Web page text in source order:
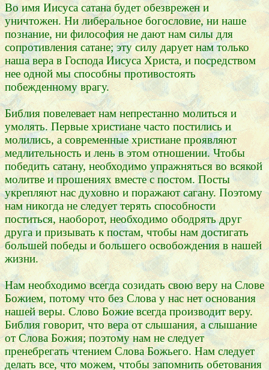
Во имя Иисуса сатана будет обезврежен и
уничтожен. Ни либеральное богословие, ни наше
познание, ни философия не дают нам силы для
сопротивления сатане; эту силу дарует нам только
наша вера в Господа Иисуса Христа, и посредством
нее одной мы способны противостоять
побежденному врагу.
Библия повелевает нам непрестанно молиться и
умолять. Первые христиане часто постились и
молились, а современные христиане проявляют
медлительность и лень в этом отношении. Чтобы
победить сатану, необходимо упражняться во всякой
молитве и прошениях вместе с постом. Посты
укрепляют нас духовно и поражают сагану. Поэтому
нам никогда не следует терять способности
поститься, наоборот, необходимо ободрять друг
друга и призывать к постам, чтобы нам достигать
большей победы и большего освобождения в нашей
жизни.
Нам необходимо всегда созидать свою веру на Слове
Божием, потому что без Слова у нас нет основания
нашей веры. Слово Божие всегда производит веру.
Библия говорит, что вера от слышания, а слышание
от Слова Божия; поэтому нам не следует
пренебрегать чтением Слова Божьего. Нам следует
делать все, что можем, чтобы запомнить обетования